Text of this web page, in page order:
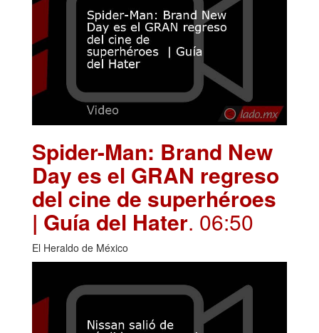
Spider-Man: Brand New
Day es el GRAN regreso
del cine de superhéroes
| Guía del Hater. 06:50
El Heraldo de México